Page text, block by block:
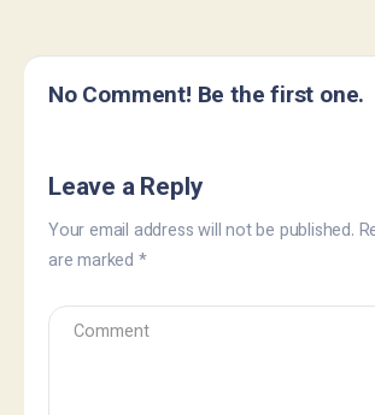
No Comment! Be the first one.
Leave a Reply
Your email address will not be published.
are marked *